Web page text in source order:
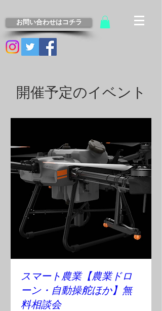
お問い合わせはコチラ
開催予定のイベント
スマート農業【農業ドロ
ーン・自動操舵ほか】無
料相談会